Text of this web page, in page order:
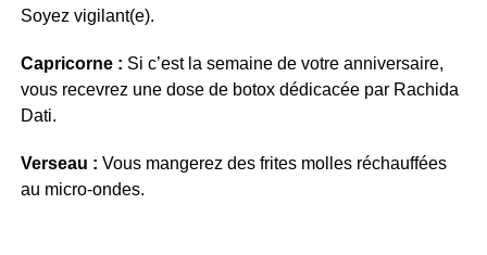
Soyez vigilant(e).
Capricorne : Si c’est la semaine de votre anniversaire,
vous recevrez une dose de botox dédicacée par Rachida
Dati.
Verseau : Vous mangerez des frites molles réchauffées
au micro-ondes.